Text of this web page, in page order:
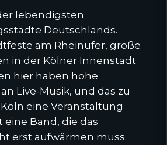
lebendigsten
Deutschlands.
am Rheinufer, große
in der Kölner Innenstadt
hier haben hohe
Live-Musik, und das zu
eine Veranstaltung
eine Band, die das
erst aufwärmen muss.